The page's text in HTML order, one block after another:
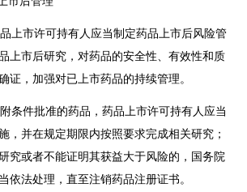
上市许可持有人应当制定药品上市后风险管
上市后研究，对药品的安全性、有效性和质
证，加强对已上市药品的持续管理。
条件批准的药品，药品上市许可持有人应当
，并在规定期限内按照要求完成相关研究；
究或者不能证明其获益大于风险的，国务院
依法处理，直至注销药品注册证书。